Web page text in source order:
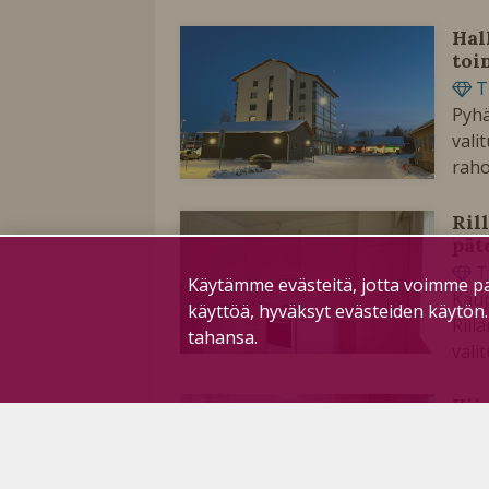
Käytämme evästeitä, jotta voimme
käyttöä, hyväksyt evästeiden
tahansa.